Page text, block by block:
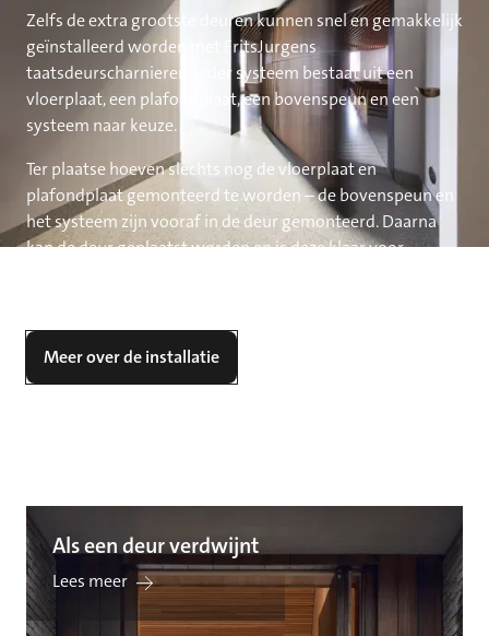
Zelfs de extra grootste deuren kunnen snel en gemakkelijk
geïnstalleerd worden met FritsJurgens
taatsdeurscharnieren. Ieder systeem bestaat uit een
vloerplaat, een plafondplaat, een bovenspeun en een
systeem naar keuze.
Ter plaatse hoeven slechts nog de vloerplaat en
plafondplaat gemonteerd te worden – de bovenspeun en
het systeem zijn vooraf in de deur gemonteerd. Daarna
kan de deur geplaatst worden en is deze klaar voor
Meer over de installatie
Als een deur verdwijnt
Lees meer